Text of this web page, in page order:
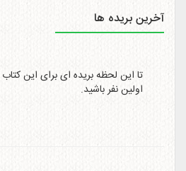
آخرین بریده ها
تا این لحظه بریده ای برای این
اولین نفر باشید.